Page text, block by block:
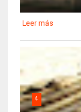
Leer más
4